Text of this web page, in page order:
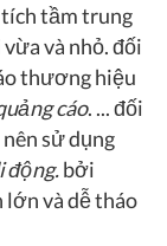
tích tầm trung
và nhỏ. đối
thương hiệu
cáo. ... đối
sử dụng
động.bởi
lớn và dễ tháo